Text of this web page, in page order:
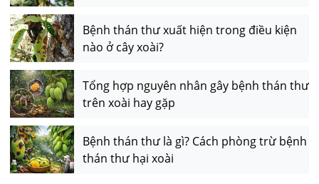
Bệnh thán thư xuất hiện trong điều kiện
nào ở cây xoài?
Tổng hợp nguyên nhân gây bệnh thán thư
trên xoài hay gặp
Bệnh thán thư là gì? Cách phòng trừ bệnh
thán thư hại xoài